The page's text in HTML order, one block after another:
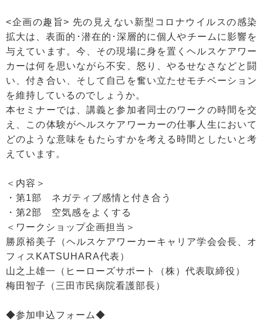
<企画の趣旨> 先の見えない新型コロナウイルスの感染
拡大は、表面的･潜在的･深層的に個人やチームに影響を
与えています。今、その現場に身を置くヘルスケアワー
カーは何を思いながら不安、怒り、やるせなさなどと闘
い、付き合い、そして自己を奮い立たせモチベーション
を維持しているのでしょうか。
本セミナーでは、講義と参加者同士のワークの時間を交
え、この体験がヘルスケアワーカーの仕事人生において
どのような意味をもたらすかを考える時間としたいと考
えています。
＜内容＞
・第1部 ネガティブ感情と付き合う
・第2部 空気感をよくする
＜ワークショップ企画担当＞
勝原裕美子（ヘルスケアワーカーキャリア学会会長、オ
フィスKATSUHARA代表）
山之上雄一（ヒーローズサポート（株）代表取締役）
梅田智子（三田市民病院看護部長）
◆参加申込フォーム◆